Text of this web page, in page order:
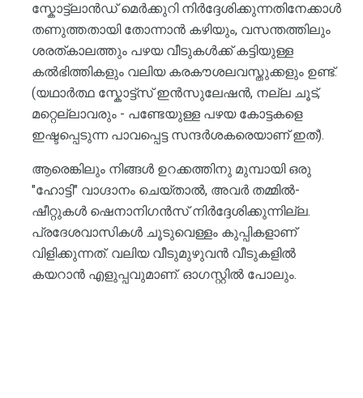
സ്കോട്ട്ലാൻഡ് മെർക്കുറി നിർദ്ദേശിക്കുന്നതിനേക്കാൾ
തണുത്തതായി തോന്നാൻ കഴിയും, വസന്തത്തിലും
ശരത്കാലത്തും പഴയ വീടുകൾക്ക് കട്ടിയുള്ള
കൽഭിത്തികളും വലിയ കരകൗശലവസ്തുക്കളും ഉണ്ട്.
(യഥാർത്ഥ സ്കോട്ട്സ് ഇൻസുലേഷൻ, നല്ല ചൂട്,
മറ്റെല്ലാവരും - പണ്ടേയുള്ള പഴയ കോട്ടകളെ
ഇഷ്ടപ്പെടുന്ന പാവപ്പെട്ട സന്ദർശകരെയാണ് ഇത്).
ആരെങ്കിലും നിങ്ങൾ ഉറക്കത്തിനു മുമ്പായി ഒരു
"ഹോട്ടി" വാഗ്ദാനം ചെയ്താൽ, അവർ തമ്മിൽ-
ഷീറ്റുകൾ ഷെനാനിഗൻസ് നിർദ്ദേശിക്കുന്നില്ല.
പ്രദേശവാസികൾ ചൂടുവെള്ളം കുപ്പികളാണ്
വിളിക്കുന്നത്. വലിയ വീടുമുഴുവൻ വീടുകളിൽ
കയറാൻ എളുപ്പവുമാണ്. ഓഗസ്റ്റിൽ പോലും.